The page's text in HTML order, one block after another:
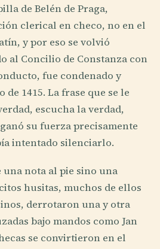
de Belén de Praga,
clerical en checo, no en el
y por eso se volvió
al Concilio de Constanza con
fue condenado y
de 1415. La frase que se le
escucha la verdad,
su fuerza precisamente
intentado silenciarlo.
nota al pie sino una
husitas, muchos de ellos
derrotaron una y otra
bajo mandos como Jan
se convirtieron en el